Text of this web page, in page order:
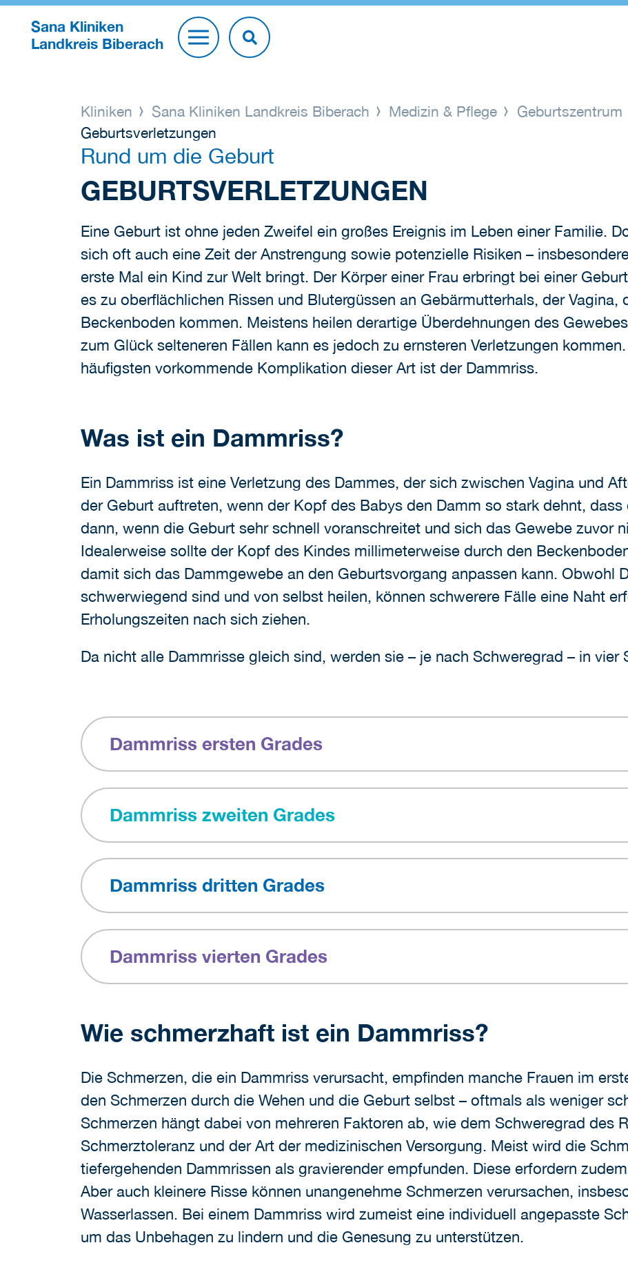
Sana Kliniken
Landkreis Biberach
Kliniken Sana Kliniken Landkreis Biberach Medizin & Pflege Geburtszentrum
Geburtsverletzungen
Rund um die Geburt
GEBURTSVERLETZUNGEN
Eine Geburt ist ohne jeden Zweifel ein großes Ereignis im Leben einer Familie.
sich oft auch eine Zeit der Anstrengung sowie potenzielle Risiken –
erste Mal ein Kind zur Welt bringt. Der Körper einer Frau erbringt bei einer
es zu oberflächlichen Rissen und Blutergüssen an Gebärmutterhals, der Vagina,
Beckenboden kommen. Meistens heilen derartige Überdehnungen des
zum Glück selteneren Fällen kann es jedoch zu ernsteren Verletzungen
häufigsten vorkommende Komplikation dieser Art ist der Dammriss.
Was ist ein Dammriss?
Ein Dammriss ist eine Verletzung des Dammes, der sich zwischen Vagina und
der Geburt auftreten, wenn der Kopf des Babys den Damm so stark dehnt, dass
dann, wenn die Geburt sehr schnell voranschreitet und sich das Gewebe zuvor
Idealerweise sollte der Kopf des Kindes millimeterweise durch den
damit sich das Dammgewebe an den Geburtsvorgang anpassen kann. Obwohl
schwerwiegend sind und von selbst heilen, können schwerere Fälle eine Naht
Erholungszeiten nach sich ziehen.
Da nicht alle Dammrisse gleich sind, werden sie – je nach Schweregrad – in vier
Dammriss ersten Grades
Dammriss zweiten Grades
Dammriss dritten Grades
Dammriss vierten Grades
Wie schmerzhaft ist ein Dammriss?
Die Schmerzen, die ein Dammriss verursacht, empfinden manche Frauen im
den Schmerzen durch die Wehen und die Geburt selbst – oftmals als weniger
Schmerzen hängt dabei von mehreren Faktoren ab, wie dem Schweregrad des
Schmerztoleranz und der Art der medizinischen Versorgung. Meist wird die
tiefergehenden Dammrissen als gravierender empfunden. Diese erfordern
Aber auch kleinere Risse können unangenehme Schmerzen verursachen,
Wasserlassen. Bei einem Dammriss wird zumeist eine individuell angepasste
um das Unbehagen zu lindern und die Genesung zu unterstützen.